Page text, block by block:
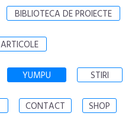
BIBLIOTECA DE PROIECTE
ARTICOLE
YUMPU STIRI
CONTACT SHOP